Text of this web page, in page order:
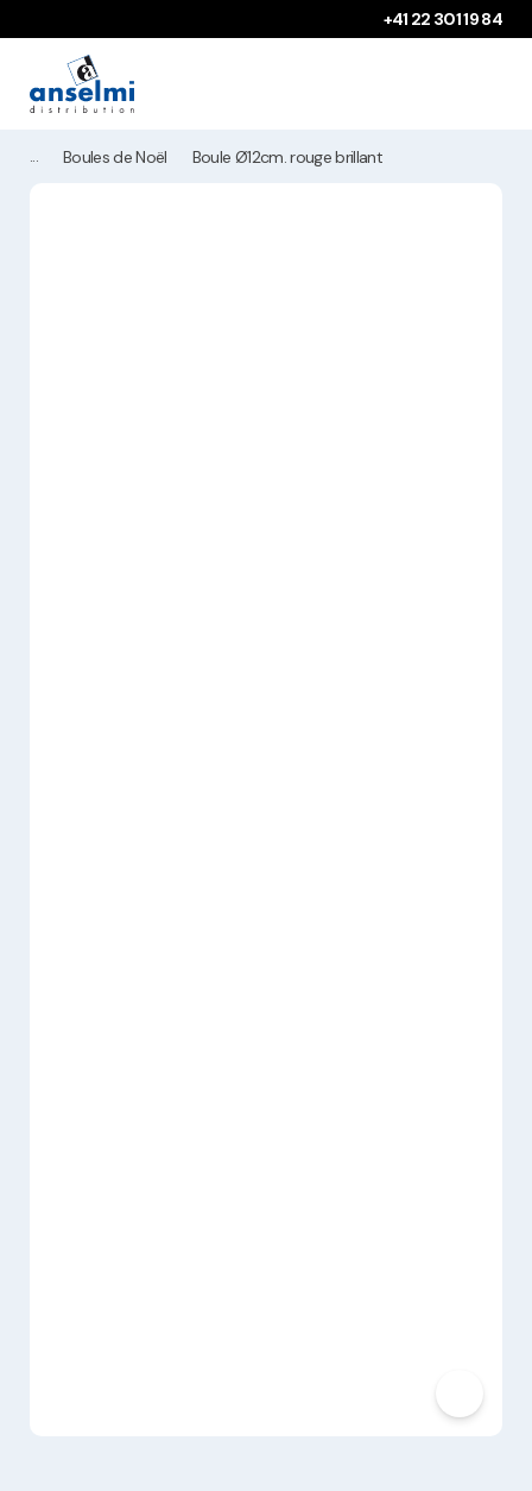
+41 22 301 19 84
Boules de Noël Boule Ø12cm. rouge brillant